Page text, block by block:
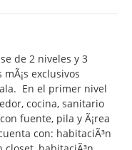
de 2 niveles y 3
exclusivos
En el primer nivel
cocina, sanitario
fuente, pila y Ã¡rea
con: habitaciÃ³n